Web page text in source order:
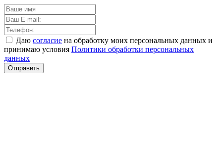
Даю согласие на обработку моих персональных данных и
принимаю условия Политики обработки персональных
данных
Отправить